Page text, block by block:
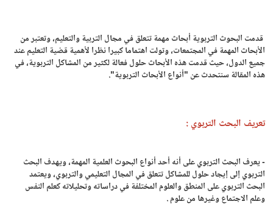
قدمت البحوث التربوية أبحاث مهمة تتعلق في مجال التربية والتعليم، وتعتبر من
الأبحاث المهمة في المجتمعات، وتولت اهتماما كبيرا نظرا لأهمية قضية التعليم عند
جميع الدول، حيث قدمت هذه الأبحاث حلول فعالة لكثير من المشاكل التربوية، في
هذه المقالة سنتحدث عن "أنواع الأبحاث التربوية".
تعريف البحث التربوي :
- يعرف البحث التربوي على أنه أحد أنواع البحوث العلمية المهمة، ويهدف البحث
التربوي إلى إيجاد حلول للمشاكل تتعلق في المجال التعليمي والتربوي، ويعتمد
البحث التربوي على المنطق والعلوم المختلفة في دراساته وتحليلاته كعلم النفس
وعلم الاجتماع وغيرها من علوم .